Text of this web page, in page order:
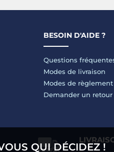
QUI DÉCIDEZ !
Marron clair
BESOIN D'AIDE ?
Questions
Modes de livraison
Modes de règlement
Demander un retour